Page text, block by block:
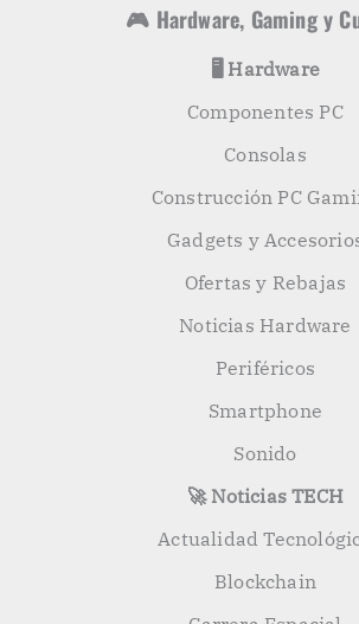
🎮 Hardware, Gaming y
🖥️ Hardware
Componentes PC
Consolas
Construcción PC
Gadgets y
Ofertas y Rebajas
Noticias Hardware
Periféricos
Smartphone
Sonido
🚀 Noticias TECH
Actualidad
Blockchain